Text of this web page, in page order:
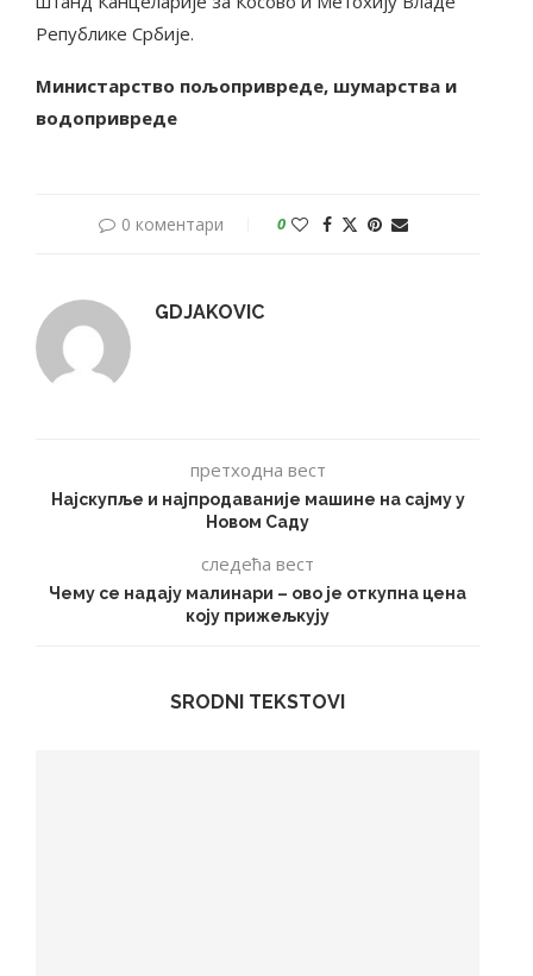
Републике Србије.
Министарство пољопривреде, шумарства и
водопривреде
0 коментари 0
GDJAKOVIC
претходна вест
Најскупље и најпродаваније машине на сајму у
Новом Саду
следећа вест
Чему се надају малинари – ово је откупна цена
коју прижељкују
SRODNI TEKSTOVI